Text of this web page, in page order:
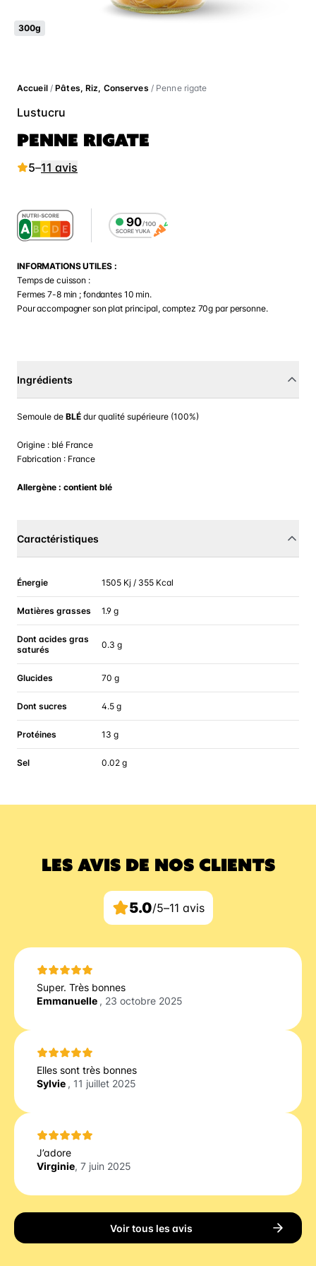
300g
Accueil/Pâtes, Riz, Conserves / Penne rigate
Lustucru
PENNE RIGATE
5–11 avis
INFORMATIONS UTILES :
Temps de cuisson :
Fermes 7-8 min ; fondantes 10 min.
Pour accompagner son plat principal, comptez 70g par personne.
Ingrédients
Semoule de BLÉ dur qualité supérieure (100%)
Origine : blé France
Fabrication : France
Allergène : contient blé
Caractéristiques
Énergie 1505 Kj / 355 Kcal
Matières grasses 1.9 g
Dont acides gras
saturés
0.3 g
Glucides 70 g
Dont sucres 4.5 g
Protéines 13 g
Sel 0.02 g
LES AVIS DE NOS CLIENTS
5.0/5–11 avis
Super. Très bonnes
Emmanuelle , 23 octobre 2025
Elles sont très bonnes
Sylvie , 11 juillet 2025
J’adore
Virginie, 7 juin 2025
Voir tous les avis